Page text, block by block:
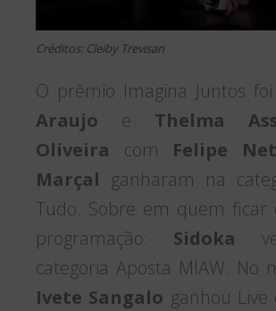
Créditos: Cleiby Trevisan
O prêmio Imagina Juntos
Araujo e Thelma
Oliveira com Felipe
Marçal ganharam na
Tudo. Sobre em quem ficar
programação: Sidoka
categoria Aposta MIAW. No
Ivete Sangalo ganhou Live